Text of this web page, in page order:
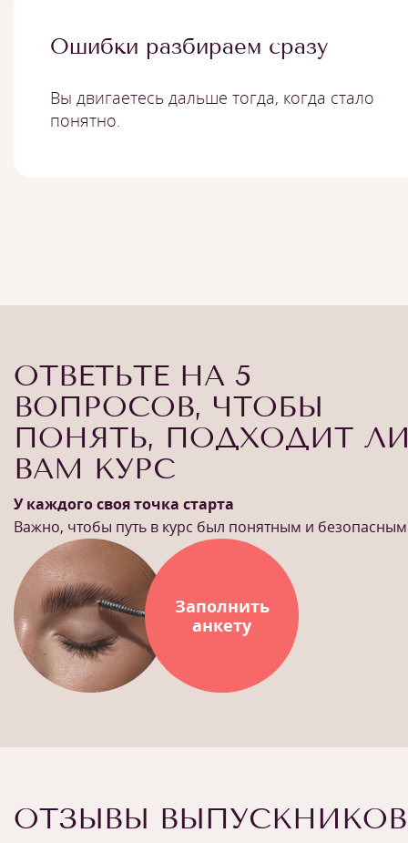
Ошибки разбираем сразу
Вы двигаетесь дальше тогда, когда стало
понятно.
ОТВЕТЬТЕ НА 5
ВОПРОСОВ, ЧТОБЫ
ПОНЯТЬ, ПОДХОДИТ
ВАМ КУРС
У каждого своя точка старта
Важно, чтобы путь в курс был понятным и безопасным
Заполнить
анкету
ОТЗЫВЫ ВЫПУСКНИКОВ